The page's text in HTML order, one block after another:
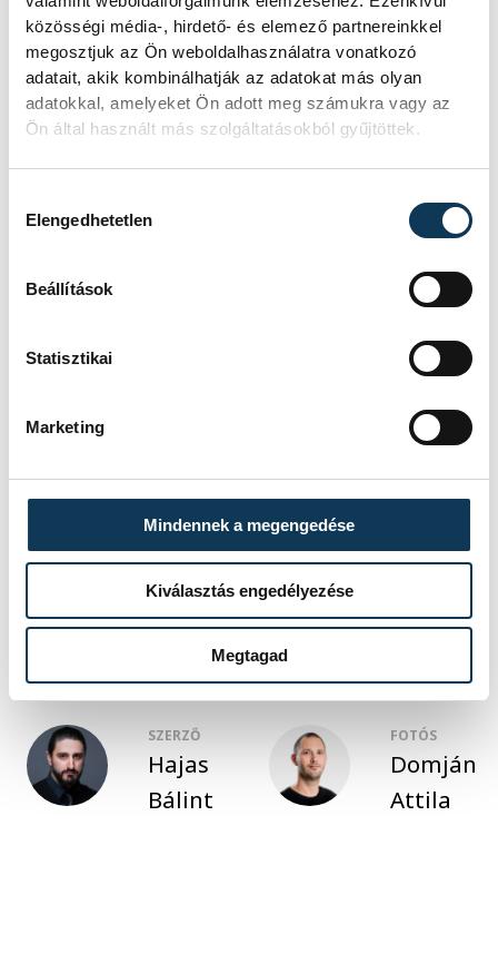
közösségi média-, hirdető- és elemező partnereinkkel
megosztjuk az Ön weboldalhasználatra vonatkozó
adatait, akik kombinálhatják az adatokat más olyan
adatokkal, amelyeket Ön adott meg számukra vagy az
Ön által használt más szolgáltatásokból gyűjtöttek.
Elengedhetetlen
Beállítások
Statisztikai
Marketing
Mindennek a megengedése
Kiválasztás engedélyezése
Megtagad
Forma-1-es versenyzőit
Szeptember 6-11 között Veszprém ad
otthont az országos autómotorsport
tehetségkutató programsorozatnak,
amelyen a 6 és 14 év közötti gyermekeket
várnak, hogy kipróbálják magukat egy profi
versenygokart-szimulátorban. A HUMDA
megtalálják az országban a
bekerülhetnek a szervezet tehetséggondozó
közélet
autósport
Sótonyi Mónika
HUMDA
SZERZŐ
Hajas
Bálint
FOTÓS
Domján
Attila